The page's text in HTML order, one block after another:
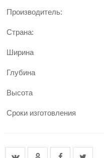
Производитель:
Страна:
Ширина
Глубина
Высота
Сроки изготовления